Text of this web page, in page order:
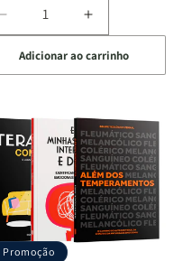
Diminuir
a
quantidade
de
Quarto
de
Guerra
Livro
+
Devocional
Aumentar
a
quantidade
de
Quarto
de
Guerra
|
Livro
+
Devocional
Adicionar ao carrinho
Promoção